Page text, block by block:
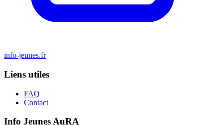
info-jeunes.fr
Liens utiles
FAQ
Contact
Info Jeunes AuRA